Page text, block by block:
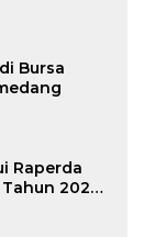
Bursa
Raperda
2026